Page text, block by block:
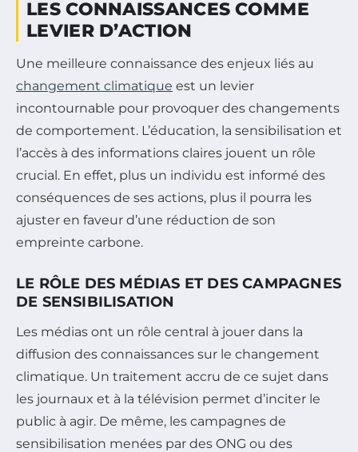
LES CONNAISSANCES COMME
LEVIER D’ACTION
Une meilleure connaissance des enjeux liés au
changement climatique est un levier
incontournable pour provoquer des changements
de comportement. L’éducation, la sensibilisation et
l’accès à des informations claires jouent un rôle
crucial. En effet, plus un individu est informé des
conséquences de ses actions, plus il pourra les
ajuster en faveur d’une réduction de son
empreinte carbone.
LE RÔLE DES MÉDIAS ET DES CAMPAGNES
DE SENSIBILISATION
Les médias ont un rôle central à jouer dans la
diffusion des connaissances sur le changement
climatique. Un traitement accru de ce sujet dans
les journaux et à la télévision permet d’inciter le
public à agir. De même, les campagnes de
sensibilisation menées par des ONG ou des